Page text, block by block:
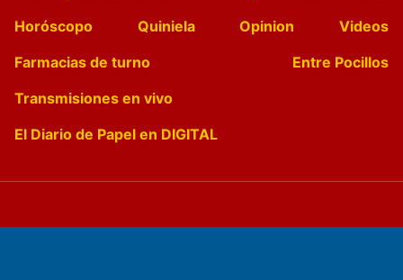
Horóscopo
Quiniela Opinion
Videos
Farmacias de turno
Entre Pocillos
Transmisiones en vivo
El Diario de Papel en DIGITAL